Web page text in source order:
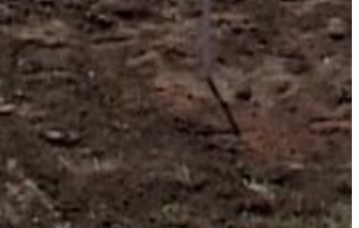
TELEPÜLÉSRENDEZÉS
STRATÉGIÁK
ÉS
KONCEPCIÓK
BEJELENTŐ